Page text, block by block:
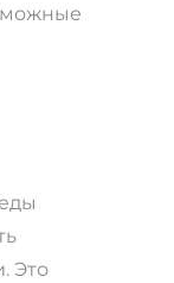
Это